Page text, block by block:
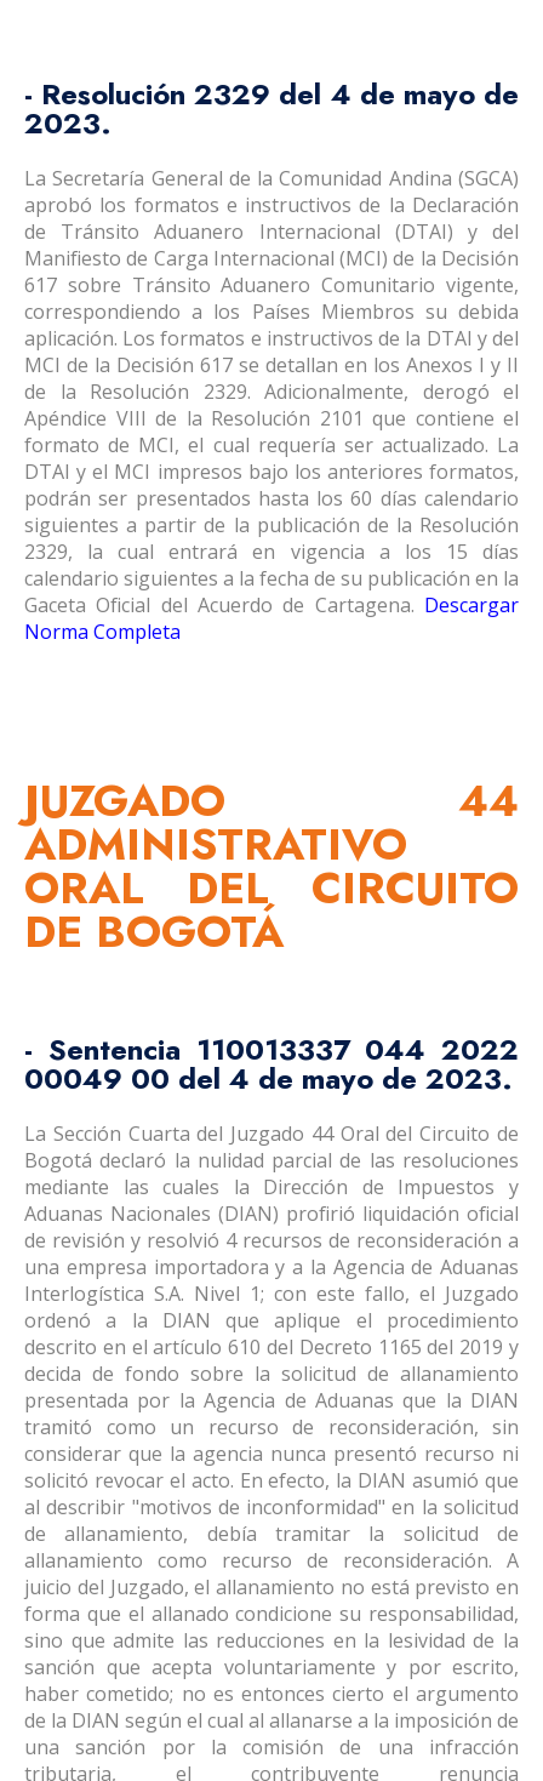
- Resolución 2329 del 4 de mayo de
2023.
La Secretaría General de la Comunidad Andina (SGCA)
aprobó los formatos e instructivos de la Declaración
de Tránsito Aduanero Internacional (DTAI) y del
Manifiesto de Carga Internacional (MCI) de la Decisión
617 sobre Tránsito Aduanero Comunitario vigente,
correspondiendo a los Países Miembros su debida
aplicación. Los formatos e instructivos de la DTAI y del
MCI de la Decisión 617 se detallan en los Anexos I y II
de la Resolución 2329. Adicionalmente, derogó el
Apéndice VIII de la Resolución 2101 que contiene el
formato de MCI, el cual requería ser actualizado. La
DTAI y el MCI impresos bajo los anteriores formatos,
podrán ser presentados hasta los 60 días calendario
siguientes a partir de la publicación de la Resolución
2329, la cual entrará en vigencia a los 15 días
calendario siguientes a la fecha de su publicación en la
Gaceta Oficial del Acuerdo de Cartagena. Descargar
Norma Completa
JUZGADO 44
ADMINISTRATIVO
ORAL DEL CIRCUITO
DE BOGOTÁ
- Sentencia 110013337 044 2022
00049 00 del 4 de mayo de 2023.
La Sección Cuarta del Juzgado 44 Oral del Circuito de
Bogotá declaró la nulidad parcial de las resoluciones
mediante las cuales la Dirección de Impuestos y
Aduanas Nacionales (DIAN) profirió liquidación oficial
de revisión y resolvió 4 recursos de reconsideración a
una empresa importadora y a la Agencia de Aduanas
Interlogística S.A. Nivel 1; con este fallo, el Juzgado
ordenó a la DIAN que aplique el procedimiento
descrito en el artículo 610 del Decreto 1165 del 2019 y
decida de fondo sobre la solicitud de allanamiento
presentada por la Agencia de Aduanas que la DIAN
tramitó como un recurso de reconsideración, sin
considerar que la agencia nunca presentó recurso ni
solicitó revocar el acto. En efecto, la DIAN asumió que
al describir "motivos de inconformidad" en la solicitud
de allanamiento, debía tramitar la solicitud de
allanamiento como recurso de reconsideración. A
juicio del Juzgado, el allanamiento no está previsto en
forma que el allanado condicione su responsabilidad,
sino que admite las reducciones en la lesividad de la
sanción que acepta voluntariamente y por escrito,
haber cometido; no es entonces cierto el argumento
de la DIAN según el cual al allanarse a la imposición de
una sanción por la comisión de una infracción
tributaria, el contribuyente renuncia